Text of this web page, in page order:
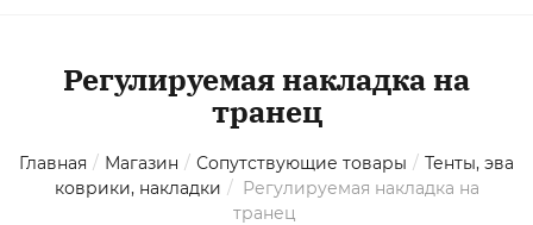
Регулируемая накладка на
транец
Главная / Магазин / Сопутствующие товары / Тенты, эва
коврики, накладки / Регулируемая накладка на
транец